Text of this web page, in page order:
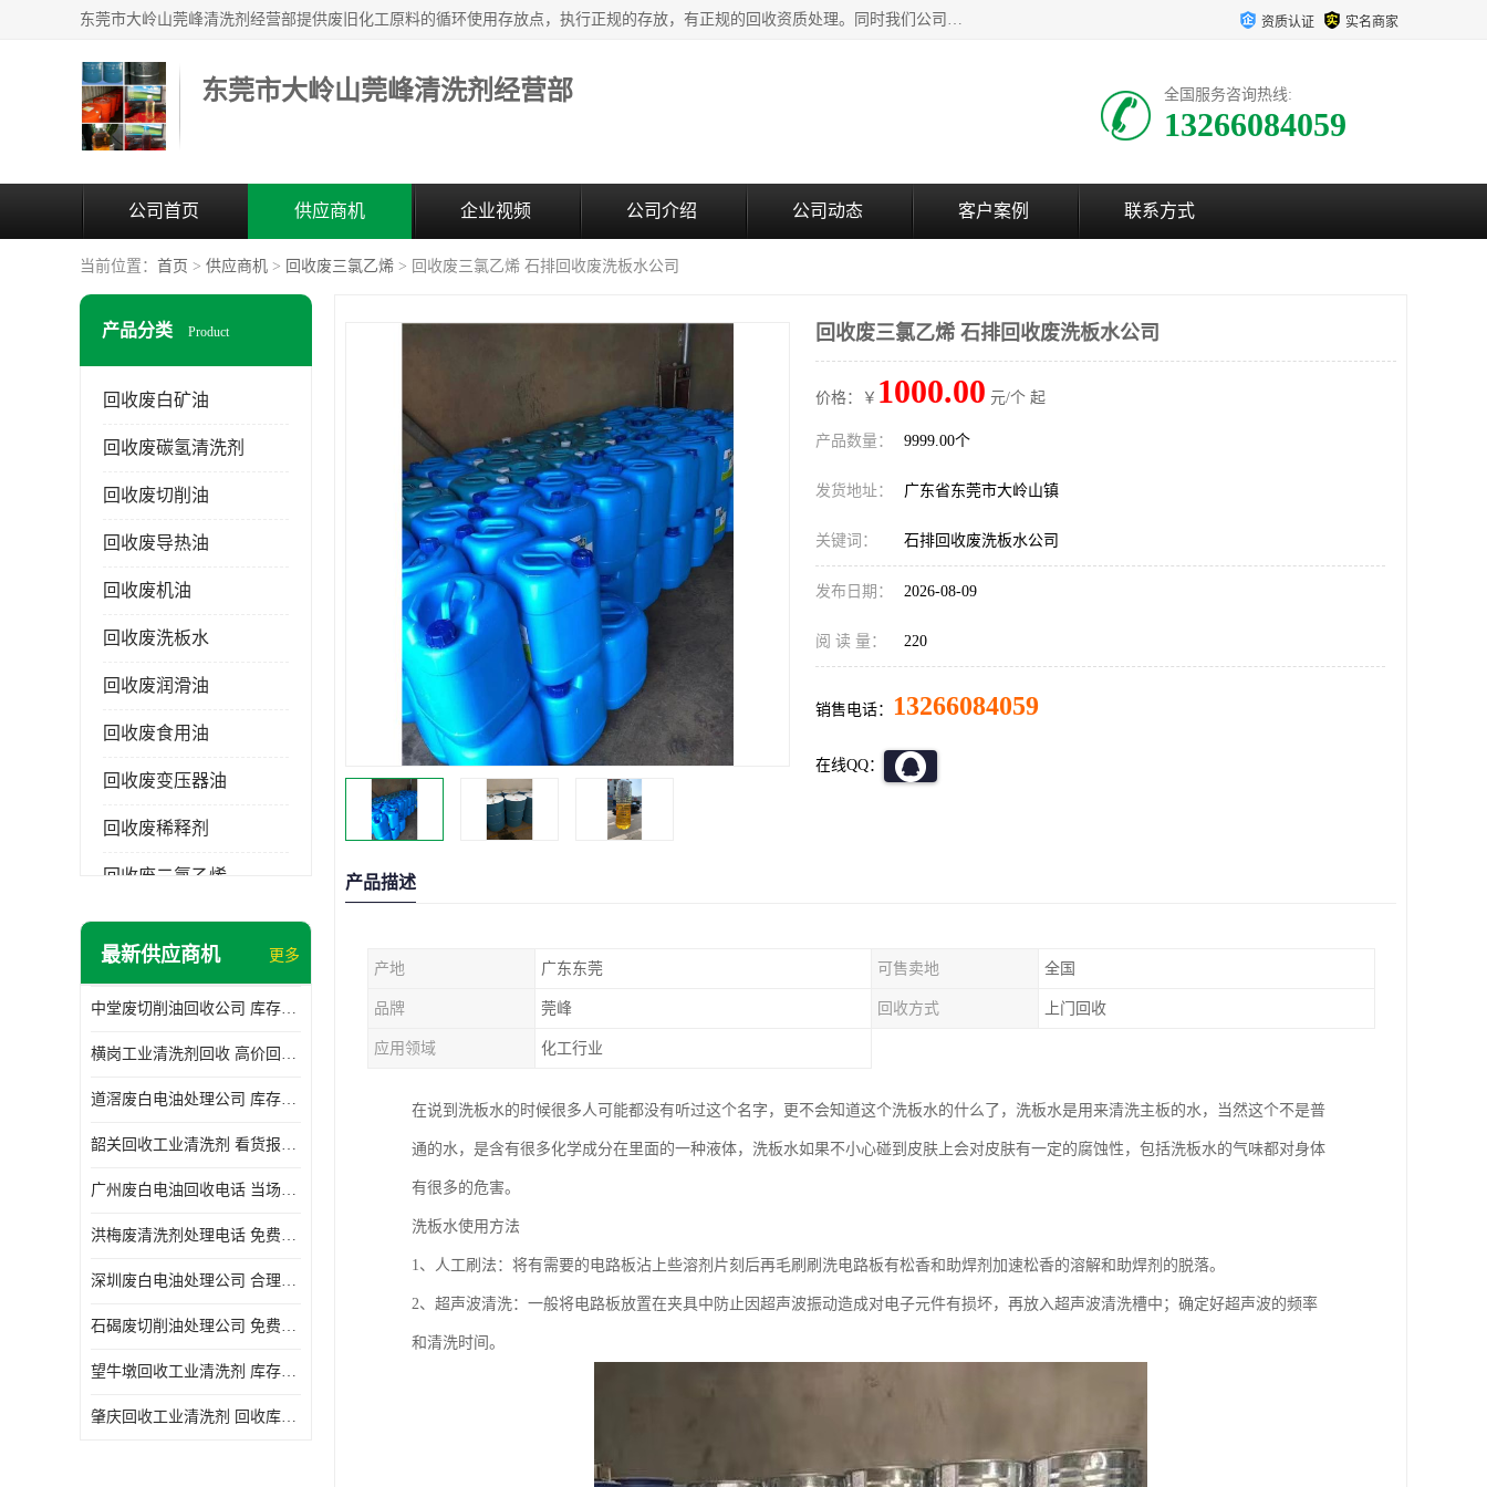
东莞市大岭山莞峰清洗剂经营部提供废旧化工原料的循环使用存放点，执行正规的存放，有正规的回收资质处理。同时我们公司批发零售回收级清洗剂，废液压油、废变压油、废清洗剂、脱模油、再生基础油，质量保证。 资质认证 实名商家
东莞市大岭山莞峰清洗剂经营部 全国服务咨询热线:
13266084059
公司首页 供应商机 企业视频 公司介绍 公司动态 客户案例 联系方式
当前位置： 首页 > 供应商机 > 回收废三氯乙烯 > 回收废三氯乙烯 石排回收废洗板水公司
产品分类 Product
回收废白矿油
回收废碳氢清洗剂
回收废切削油
回收废导热油
回收废机油
回收废洗板水
回收废润滑油
回收废食用油
回收废变压器油
回收废稀释剂
回收废二氯乙烯
回收废清洗剂
回收废三氯乙烯
回收废清洗液
最新供应商机 更多
中堂废切削油回收公司 库存积压回收 义乌市永峰贸易商行
横岗工业清洗剂回收 高价回收 量大量小均可
道滘废白电油处理公司 库存积压回收 量大量小均可
韶关回收工业清洗剂 看货报价 欢迎电话咨询
广州废白电油回收电话 当场结算 现款结算
洪梅废清洗剂处理电话 免费估价 大量尾货回收
深圳废白电油处理公司 合理估价 上门评估报价
石碣废切削油处理公司 免费估价 量大量小均可
望牛墩回收工业清洗剂 库存积压回收 大量尾货回收
肇庆回收工业清洗剂 回收库存 量大量小均可
回收废三氯乙烯 石排回收废洗板水公司
价格：￥ 1000.00 元/个 起
产品数量： 9999.00个
发货地址： 广东省东莞市大岭山镇
关键词： 石排回收废洗板水公司
发布日期： 2026-08-09
阅 读 量： 220
销售电话： 13266084059
在线QQ：
产品描述
产地 广东东莞 可售卖地 全国
品牌 莞峰 回收方式 上门回收
应用领域 化工行业
在说到洗板水的时候很多人可能都没有听过这个名字，更不会知道这个洗板水的什么了，洗板水是用来清洗主板的水，当然这个不是普
通的水，是含有很多化学成分在里面的一种液体，洗板水如果不小心碰到皮肤上会对皮肤有一定的腐蚀性，包括洗板水的气味都对身体
有很多的危害。
洗板水使用方法
1、人工刷法：将有需要的电路板沾上些溶剂片刻后再毛刷刷洗电路板有松香和助焊剂加速松香的溶解和助焊剂的脱落。
2、超声波清洗：一般将电路板放置在夹具中防止因超声波振动造成对电子元件有损坏，再放入超声波清洗槽中；确定好超声波的频率
和清洗时间。